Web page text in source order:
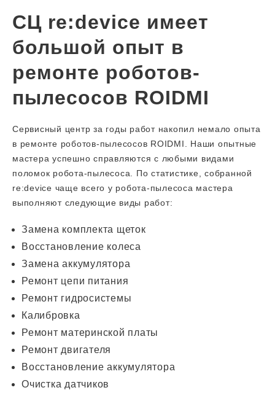
СЦ re:device имеет
большой опыт в
ремонте роботов-
пылесосов ROIDMI
Сервисный центр за годы работ накопил немало опыта
в ремонте роботов-пылесосов ROIDMI. Наши опытные
мастера успешно справляются с любыми видами
поломок робота-пылесоса. По статистике, собранной
re:device чаще всего у робота-пылесоса мастера
выполняют следующие виды работ:
Замена комплекта щеток
Восстановление колеса
Замена аккумулятора
Ремонт цепи питания
Ремонт гидросистемы
Калибровка
Ремонт материнской платы
Ремонт двигателя
Восстановление аккумулятора
Очистка датчиков